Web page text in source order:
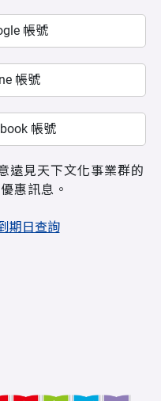
帳號
帳號
帳號
遠見天下文化事業群的
惠訊息。
期日查詢